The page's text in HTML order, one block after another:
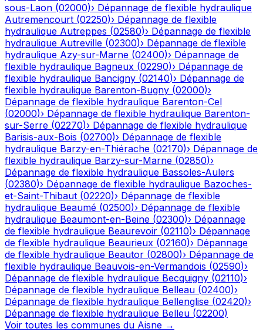
sous-Laon (02000)› Dépannage de flexible hydraulique
Autremencourt (02250)› Dépannage de flexible
hydraulique Autreppes (02580)› Dépannage de flexible
hydraulique Autreville (02300)› Dépannage de flexible
hydraulique Azy-sur-Marne (02400)› Dépannage de
flexible hydraulique Bagneux (02290)› Dépannage de
flexible hydraulique Bancigny (02140)› Dépannage de
flexible hydraulique Barenton-Bugny (02000)›
Dépannage de flexible hydraulique Barenton-Cel
(02000)› Dépannage de flexible hydraulique Barenton-
sur-Serre (02270)› Dépannage de flexible hydraulique
Barisis-aux-Bois (02700)› Dépannage de flexible
hydraulique Barzy-en-Thiérache (02170)› Dépannage de
flexible hydraulique Barzy-sur-Marne (02850)›
Dépannage de flexible hydraulique Bassoles-Aulers
(02380)› Dépannage de flexible hydraulique Bazoches-
et-Saint-Thibaut (02220)› Dépannage de flexible
hydraulique Beaumé (02500)› Dépannage de flexible
hydraulique Beaumont-en-Beine (02300)› Dépannage
de flexible hydraulique Beaurevoir (02110)› Dépannage
de flexible hydraulique Beaurieux (02160)› Dépannage
de flexible hydraulique Beautor (02800)› Dépannage de
flexible hydraulique Beauvois-en-Vermandois (02590)›
Dépannage de flexible hydraulique Becquigny (02110)›
Dépannage de flexible hydraulique Belleau (02400)›
Dépannage de flexible hydraulique Bellenglise (02420)›
Dépannage de flexible hydraulique Belleu (02200)
Voir toutes les communes du Aisne →